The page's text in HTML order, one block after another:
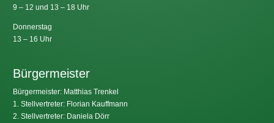
9 – 12 und 13 – 18 Uhr
Donnerstag
13 – 16 Uhr
Bürgermeister
Bürgermeister: Matthias Trenkel
1. Stellvertreter: Florian Kauffmann
2. Stellvertreter: Daniela Dörr